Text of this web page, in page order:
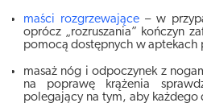
maści rozgrzewające – w
oprócz „rozruszania” kończyn
pomocą dostępnych w aptekach
masaż nóg iodpoczynek z
na poprawę krążenia
polegający na tym, aby każdego